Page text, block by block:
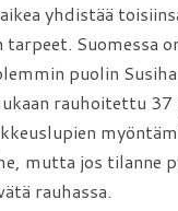
yhdistää
tarpeet. Suomessa
puolin
rauhoitettu
mutta jos tilanne
rauhassa.